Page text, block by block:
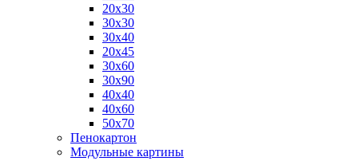
20х30
30х30
30х40
20х45
30х60
30х90
40х40
40х60
50х70
Пенокартон
Модульные картины